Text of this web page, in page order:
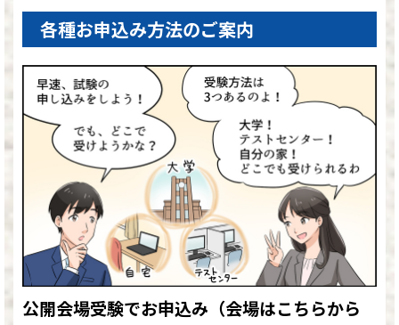
各種お申込み方法のご案内
公開会場受験でお申込み （会場はこちらから